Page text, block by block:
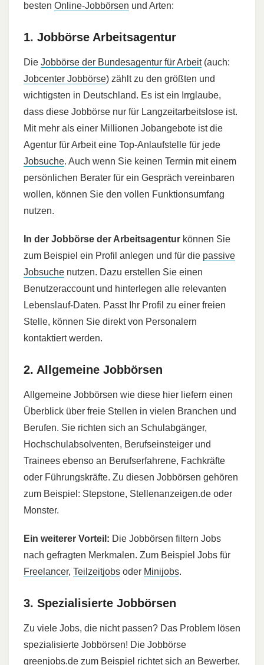
besten Online-Jobbörsen und Arten:
1. Jobbörse Arbeitsagentur
Die Jobbörse der Bundesagentur für Arbeit(auch:
Jobcenter Jobbörse) zählt zu den größten und
wichtigsten in Deutschland. Es ist ein Irrglaube,
dass diese Jobbörse nur für Langzeitarbeitslose ist.
Mit mehr als einer Millionen Jobangebote ist die
Agentur für Arbeit eine Top-Anlaufstelle für jede
Jobsuche. Auch wenn Sie keinen Termin mit einem
persönlichen Berater für ein Gespräch vereinbaren
wollen, können Sie den vollen Funktionsumfang
nutzen.
In der Jobbörse der Arbeitsagentur können Sie
zum Beispiel ein Profil anlegen und für die passive
Jobsuche nutzen. Dazu erstellen Sie einen
Benutzeraccount und hinterlegen alle relevanten
Lebenslauf-Daten. Passt Ihr Profil zu einer freien
Stelle, können Sie direkt von Personalern
kontaktiert werden.
2. Allgemeine Jobbörsen
Allgemeine Jobbörsen wie diese hier liefern einen
Überblick über freie Stellen in vielen Branchen und
Berufen. Sie richten sich an Schulabgänger,
Hochschulabsolventen, Berufseinsteiger und
Trainees ebenso an Berufserfahrene, Fachkräfte
oder Führungskräfte. Zu diesen Jobbörsen gehören
zum Beispiel: Stepstone, Stellenanzeigen.de oder
Monster.
Ein weiterer Vorteil: Die Jobbörsen filtern Jobs
nach gefragten Merkmalen. Zum Beispiel Jobs für
Freelancer, Teilzeitjobs oder Minijobs.
3. Spezialisierte Jobbörsen
Zu viele Jobs, die nicht passen? Das Problem lösen
spezialisierte Jobbörsen! Die Jobbörse
greenjobs.de zum Beispiel richtet sich an Bewerber,